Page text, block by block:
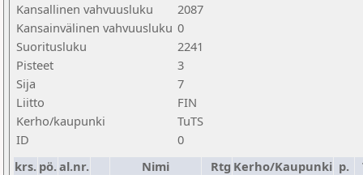
Kansallinen vahvuusluku
2087
Kansainvälinen vahvuusluku 0
Suoritusluku
2241
Pisteet
3
Sija
7
Liitto
FIN
Kerho/kaupunki
TuTS
ID
0
krs. pö.al.nr. Nimi Rtg Kerho/Kaupunki p.